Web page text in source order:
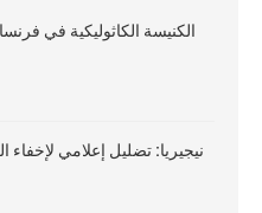
الكنيسة الكاثوليكية في فرنسا
نيجيريا: تضليل إعلامي